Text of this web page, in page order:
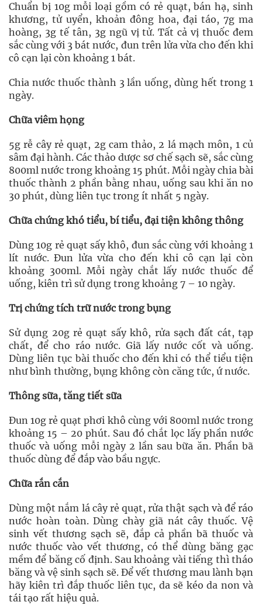
Chuẩn bị 10g mỗi loại gồm có rẻ quạt, bán hạ, sinh
khương, tử uyển, khoản đông hoa, đại táo, 7g ma
hoàng, 3g tế tân, 3g ngũ vị tử. Tất cả vị thuốc đem
sắc cùng với 3 bát nước, đun trên lửa vừa cho đến khi
cô cạn lại còn khoảng 1 bát.
Chia nước thuốc thành 3 lần uống, dùng hết trong 1
ngày.
Chữa viêm họng
5g rễ cây rẻ quạt, 2g cam thảo, 2 lá mạch môn, 1 củ
sâm đại hành. Các thảo dược sơ chế sạch sẽ, sắc cùng
800ml nước trong khoảng 15 phút. Mỗi ngày chia bài
thuốc thành 2 phần bằng nhau, uống sau khi ăn no
30 phút, dùng liên tục trong ít nhất 5 ngày.
Chữa chứng khó tiểu, bí tiểu, đại tiện không thông
Dùng 10g rẻ quạt sấy khô, đun sắc cùng với khoảng 1
lít nước. Đun lửa vừa cho đến khi cô cạn lại còn
khoảng 300ml. Mỗi ngày chắt lấy nước thuốc để
uống, kiên trì sử dụng trong khoảng 7 – 10 ngày.
Trị chứng tích trữ nước trong bụng
Sử dụng 20g rẻ quạt sấy khô, rửa sạch đất cát, tạp
chất, để cho ráo nước. Giã lấy nước cốt và uống.
Dùng liên tục bài thuốc cho đến khi có thể tiểu tiện
như bình thường, bụng không còn căng tức, ứ nước.
Thông sữa, tăng tiết sữa
Đun 10g rẻ quạt phơi khô cùng với 800ml nước trong
khoảng 15 – 20 phút. Sau đó chắt lọc lấy phần nước
thuốc và uống mỗi ngày 2 lần sau bữa ăn. Phần bã
thuốc dùng để đắp vào bầu ngực.
Chữa rắn cắn
Dùng một nắm lá cây rẻ quạt, rửa thật sạch và để ráo
nước hoàn toàn. Dùng chày giã nát cây thuốc. Vệ
sinh vết thương sạch sẽ, đắp cả phần bã thuốc và
nước thuốc vào vết thương, có thể dùng băng gạc
mềm để băng cố định. Sau khoảng vài tiếng thì tháo
băng và vệ sinh sạch sẽ. Để vết thương mau lành bạn
hãy kiên trì đắp thuốc liên tục, da sẽ kéo da non và
tái tạo rất hiệu quả.